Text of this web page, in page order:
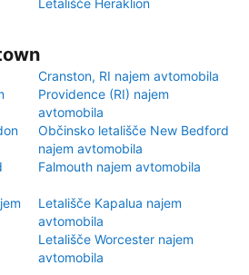
Letališče Heraklion
Cranston, RI najem avtomobila
Providence (RI) najem
avtomobila
Občinsko letališče New Bedford
najem avtomobila
Falmouth najem avtomobila
Letališče Kapalua najem
avtomobila
Letališče Worcester najem
avtomobila